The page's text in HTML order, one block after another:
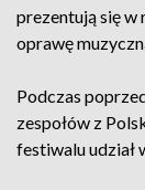
prezentują się w
oprawę
Podczas
zespołów z
festiwalu udział